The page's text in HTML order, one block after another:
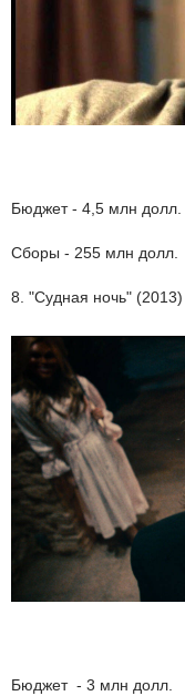
Бюджет - 4,5 млн долл.
Сборы - 255 млн долл.
8. "Судная ночь" (2013)
Бюджет - 3 млн долл.